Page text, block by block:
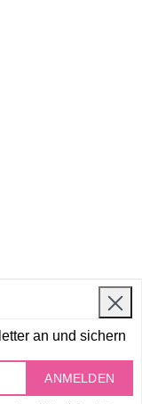
an und sichern
ANMELDEN